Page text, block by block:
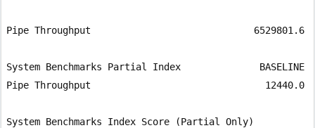
Pipe Throughput                             6529801.6
System Benchmarks Partial Index              BASELINE
Pipe Throughput                               12440.0
System Benchmarks Index Score (Partial Only)